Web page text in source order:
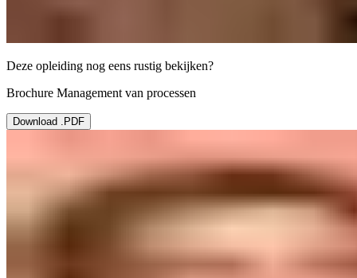
Deze opleiding nog eens rustig bekijken?
Brochure Management van processen
Download .PDF